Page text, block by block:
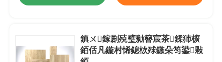
Ζητήστε μια προσφορά
鎮ㄨ鎵剧殑璧勬簮宸茶鍒犻櫎
銆佸凡鏇村悕鎴栨殏鏃朵笉鍙敤